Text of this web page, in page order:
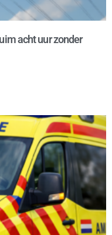
acht uur zonder